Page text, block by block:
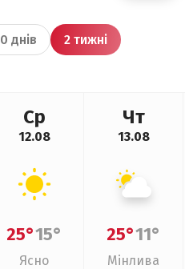
днів 2 тижні
Ср
12.08
25°15°
Ясно
Чт
13.08
25°11°
Мінлива